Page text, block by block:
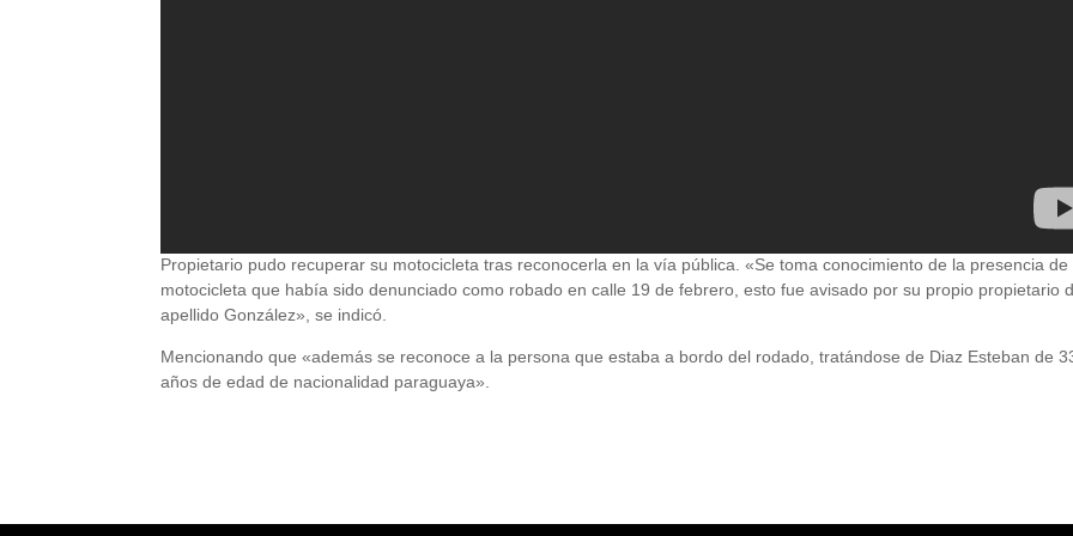
Propietario pudo recuperar su motocicleta tras reconocerla en la vía pública. «Se toma conocimiento de la presencia de
motocicleta que había sido denunciado como robado en calle 19 de febrero, esto fue avisado por su propio propietario
apellido González», se indicó.
Mencionando que «además se reconoce a la persona que estaba a bordo del rodado, tratándose de Diaz Esteban de
años de edad de nacionalidad paraguaya».